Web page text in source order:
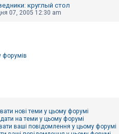
круглый стол
07, 2005 12:30 am
форумів
нові теми у цьому форумі
на теми у цьому форумі
ваші повідомлення у цьому форумі